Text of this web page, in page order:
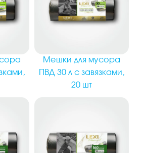
Мешки для мусора
ПВД 30 л с завязками,
20 шт